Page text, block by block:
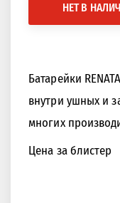
НЕТ В
Батарейки
внутри ушных и
многих
Цена за блистер